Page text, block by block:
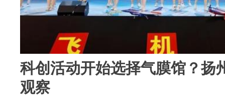
科创活动开始选择气膜馆？扬
观察